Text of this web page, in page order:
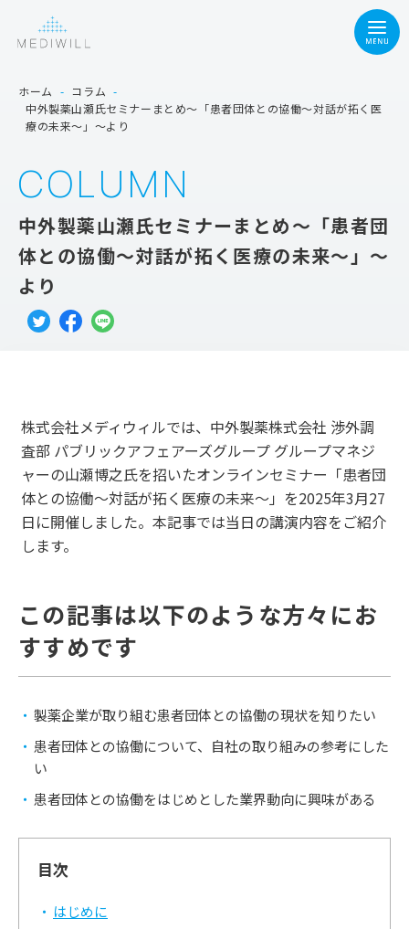
ホーム - コラム -
中外製薬山瀬氏セミナーまとめ～「患者団体との協働～対話が拓く医
療の未来～」～より
COLUMN
中外製薬山瀬氏セミナーまとめ～「患者団
体との協働～対話が拓く医療の未来～」～
より
株式会社メディウィルでは、中外製薬株式会社 渉外調
査部 パブリックアフェアーズグループ グループマネジ
ャーの山瀬博之氏を招いたオンラインセミナー「患者団
体との協働～対話が拓く医療の未来～」を2025年3月27
日に開催しました。本記事では当日の講演内容をご紹介
します。
この記事は以下のような方々にお
すすめです
製薬企業が取り組む患者団体との協働の現状を知りたい
患者団体との協働について、自社の取り組みの参考にした
い
患者団体との協働をはじめとした業界動向に興味がある
目次
はじめに